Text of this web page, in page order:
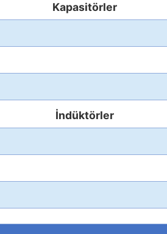
Kapasitörler
İndüktörler